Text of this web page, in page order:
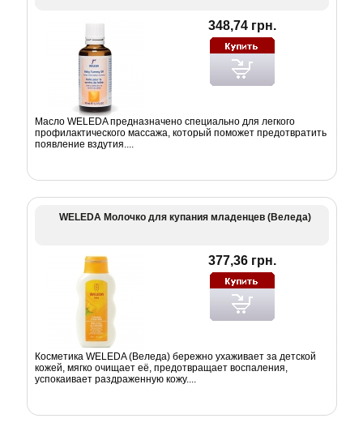
348,74 грн.
Масло WELEDA предназначено специально для легкого
профилактического массажа, который поможет предотвратить
появление вздутия....
WELEDA Молочко для купания младенцев (Веледа)
377,36 грн.
Косметика WELEDA (Веледа) бережно ухаживает за детской
кожей, мягко очищает её, предотвращает воспаления,
успокаивает раздраженную кожу....